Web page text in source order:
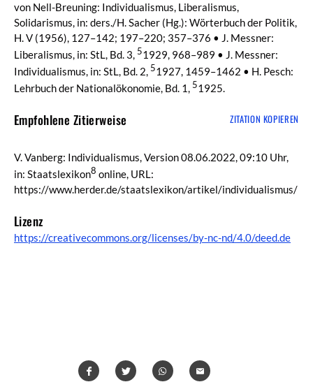
von Nell-Breuning: Individualismus, Liberalismus,
Solidarismus, in: ders./H. Sacher (Hg.): Wörterbuch der Politik,
H. V (1956), 127–142; 197–220; 357–376 • J. Messner:
Liberalismus, in: StL, Bd. 3, 51929, 968–989 • J. Messner:
Individualismus, in: StL, Bd. 2, 51927, 1459–1462 • H. Pesch:
Lehrbuch der Nationalökonomie, Bd. 1, 51925.
Empfohlene Zitierweise ZITATION KOPIEREN
V. Vanberg: Individualismus, Version 08.06.2022, 09:10 Uhr,
in: Staatslexikon8 online, URL:
https://www.herder.de/staatslexikon/artikel/individualismus/
Lizenz
https://creativecommons.org/licenses/by-nc-nd/4.0/deed.de